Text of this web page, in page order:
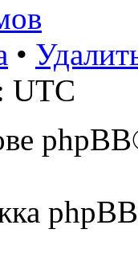
•
UTC
phpBB